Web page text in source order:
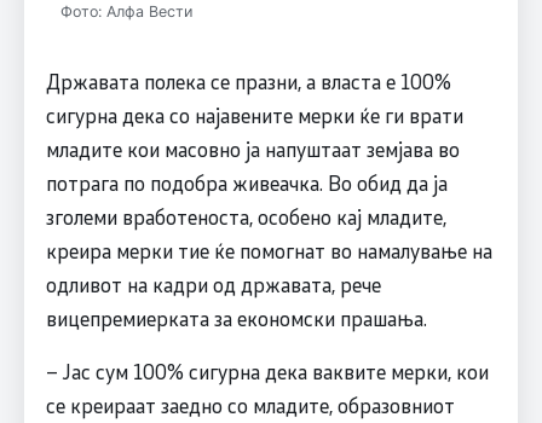
Фото: Алфа Вести
Државата полека се празни, а власта е 100%
сигурна дека со најавените мерки ќе ги врати
младите кои масовно ја напуштаат земјава во
потрага по подобра живеачка. Во обид да ја
зголеми вработеноста, особено кај младите,
креира мерки тие ќе помогнат во намалување на
одливот на кадри од државата, рече
вицепремиерката за економски прашања.
– Јас сум 100% сигурна дека ваквите мерки, кои
се креираат заедно со младите, образовниот